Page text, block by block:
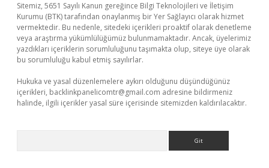
Sitemiz, 5651 Sayılı Kanun gereğince Bilgi Teknolojileri ve İletişim
Kurumu (BTK) tarafından onaylanmış bir Yer Sağlayıcı olarak hizmet
vermektedir. Bu nedenle, sitedeki içerikleri proaktif olarak denetleme
veya araştırma yükümlülüğümüz bulunmamaktadır. Ancak, üyelerimiz
yazdıkları içeriklerin sorumluluğunu taşımakta olup, siteye üye olarak
bu sorumluluğu kabul etmiş sayılırlar.
Hukuka ve yasal düzenlemelere aykırı olduğunu düşündüğünüz
içerikleri, backlinkpanelicomtr@gmail.com adresine bildirmeniz
halinde, ilgili içerikler yasal süre içerisinde sitemizden kaldırılacaktır.